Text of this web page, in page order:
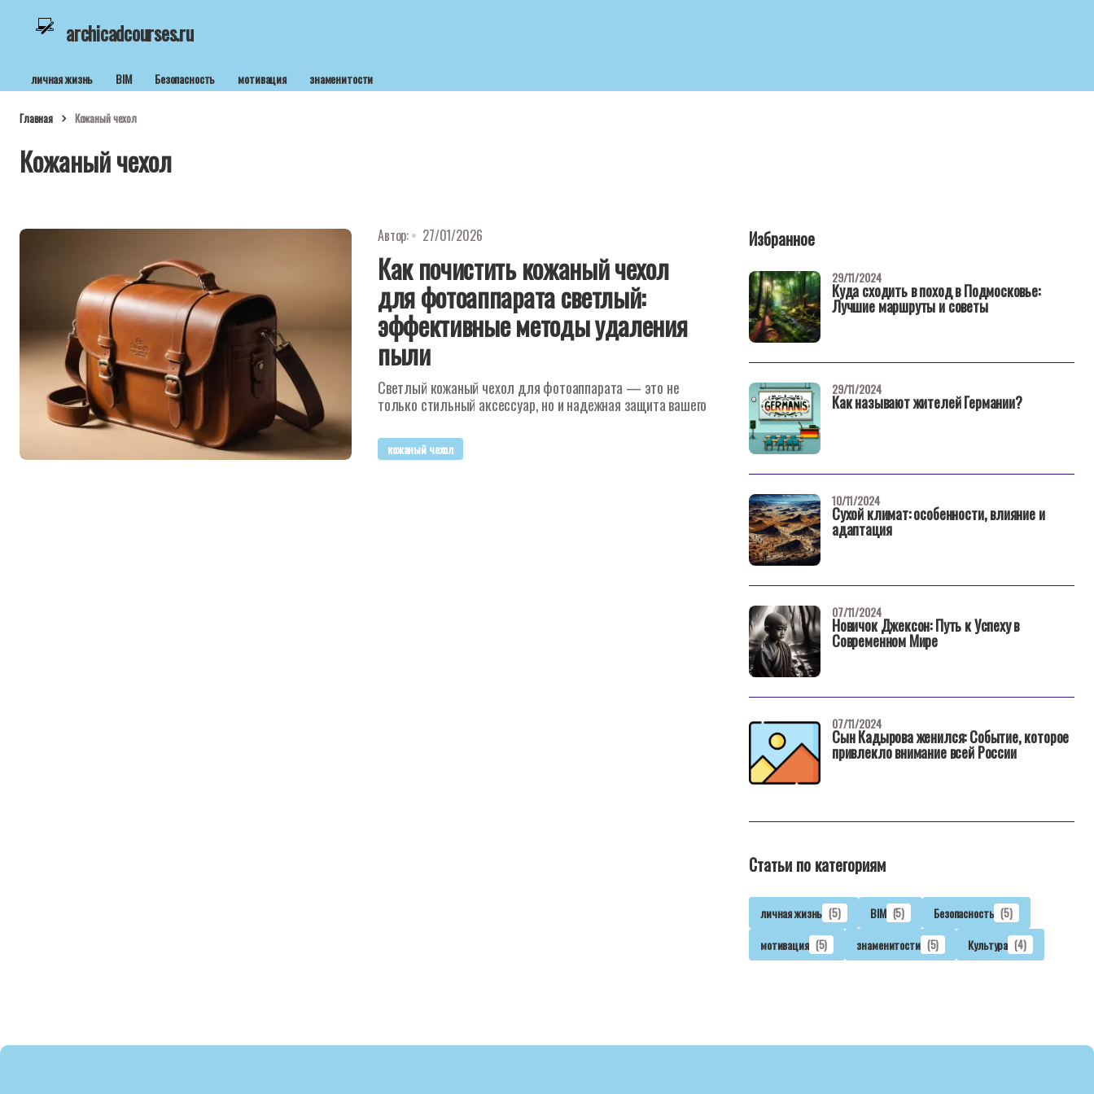
archicadcourses.ru
личная жизнь BIM Безопасность мотивация знаменитости
Главная Кожаный чехол
Кожаный чехол
Автор: 27/01/2026
Как почистить кожаный чехол
для фотоаппарата светлый:
эффективные методы удаления
пыли
Светлый кожаный чехол для фотоаппарата — это не
только стильный аксессуар, но и надежная защита вашего
кожаный чехол
Избранное
Куда сходить в поход в Подмосковье:
Лучшие маршруты и советы
29/11/2024
Как называют жителей Германии?
29/11/2024
Сухой климат: особенности, влияние и
адаптация
10/11/2024
Новичок Джексон: Путь к Успеху в
Современном Мире
07/11/2024
Сын Кадырова женился: Событие, которое
привлекло внимание всей России
07/11/2024
Статьи по категориям
личная жизнь (5) BIM (5) Безопасность (5)
мотивация (5) знаменитости (5) Культура (4)